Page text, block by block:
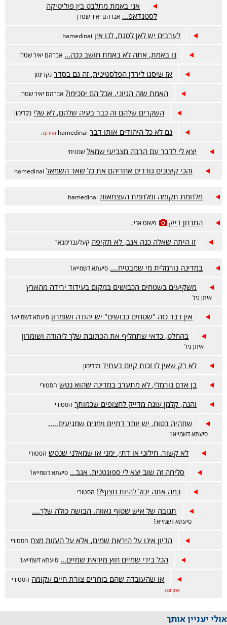
אני באמת מתלבט בין פוליטיקה
לסטנדאפ... אברהם יאיר שטרן
לערבים יש לאן לסגת, לנו אין hamedinai
נו באמת, אתה לא באמת חושב ככה... אברהם יאיר שטרן
אז שיסגו לירדן הפלסטינית, זה גם בסדר נקדימון
האמת שזה הגיוני, אבל הם יסכימו? אברהם יאיר שטרן
השקרים שלהם זה כבר בעיה שלהם, לא שלי נקדימון
גם לא כל היהודים אותו דבר hamedinai אחרונה
יצא לי לדבר עם הרבה מצביעי שמאל שנונימי
והכי קיצונים גוררים אחריהם את כל שאר השמאל hamedinai
מלחמת תקומה ומלחמת העצמאות hamedinai
המבחן דייק פשוט אני..
זו היתה שאלה כנה אגב, לא תקיפה קעלעברימבאר
במדינה נורמלית מי שמבטיח…. סיעתא דשמייא1
משקיעים בשטחים הכבושים במקום בעידוד ירידה מהארץ
איתן גיל
אין דבר כזה "שטחים כבושים" יש יהודה ושומרון סיעתא דשמייא1
בהחלט, כדאי שתחליף את הכתובת שלך ליהודה ושומרון
איתן גיל
לא רק שאין לו זכות קיום בעתיד נקדימון
בן אדם נורמלי, לא מתערב במדינה שהוא נטש הסטורי
והנה, קלמן עונה מדייק לחצופים שכמותך הסטורי
שתהיה בטוח. יש יותר דתיים וימנים שמגיעים…..
סיעתא דשמייא1
לא קשור. חילוני או דתי, ימני או שמאלני שנטש הסטורי
סליחה זה שוב יצא לי ספונטנית. אגב… סיעתא דשמייא1
כמה אתה יכול להיות חצוף?! הסטורי
תגובה של איש שטוף גאווה. הבושה כולה שלך….
סיעתא דשמייא1
הדיון אינו על היראת שמים, אלא על העזות מצח הסטורי
הכל בידי שמיים חוץ מיראת שמיים... סיעתא דשמייא1
או שהעובדה שהם בוחרים צורת חיים עקומה הסטורי
אחרונה
אולי יעניין אותך